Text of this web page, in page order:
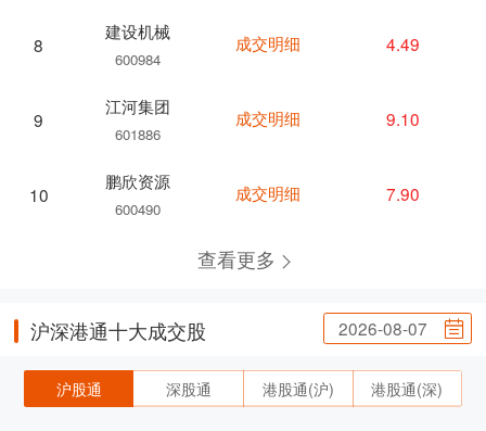
8
建设机械
600984
9
江河集团
601886
10
鹏欣资源
600490
成交明细 4.49
成交明细 9.10
成交明细 7.90
查看更多
沪深港通十大成交股 2026-08-07
沪股通 深股通 港股通(沪) 港股通(深)